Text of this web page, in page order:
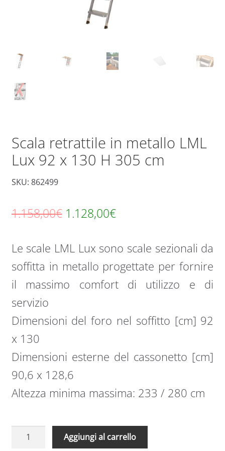
Scala retrattile in metallo LML
Lux 92 x 130 H 305 cm
SKU: 862499
1.158,00€ Il
originale
era:
1.158,00€.
1.128,00€Il
attuale
è:
1.128,00€.
Le scale LML Lux sono scale sezionali da
soffitta in metallo progettate per fornire
il massimo comfort di utilizzo e di
servizio
Dimensioni del foro nel soffitto [cm] 92
x 130
Dimensioni esterne del cassonetto [cm]
90,6 x 128,6
Altezza minima massima: 233 / 280 cm
Scala
Aggiungi al carrello